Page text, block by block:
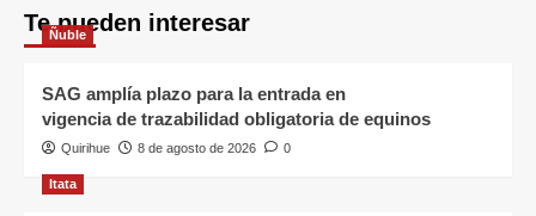
Te pueden interesar
Ñuble
SAG amplía plazo para la entrada en
vigencia de trazabilidad obligatoria de equinos
Quirihue 8 de agosto de 2026 0
Itata